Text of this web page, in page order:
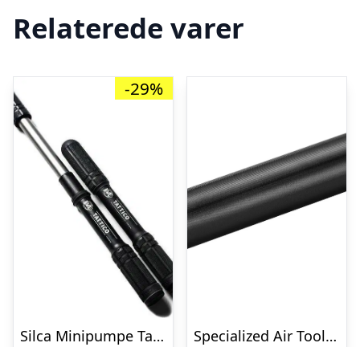
Relaterede varer
-29%
Silca Minipumpe Tattico
Specialized Air Tool Road Mini Pump m. beslag